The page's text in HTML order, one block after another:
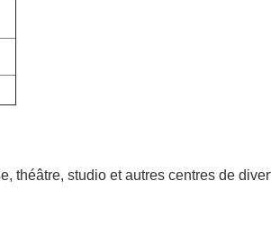
théâtre, studio et autres centres de